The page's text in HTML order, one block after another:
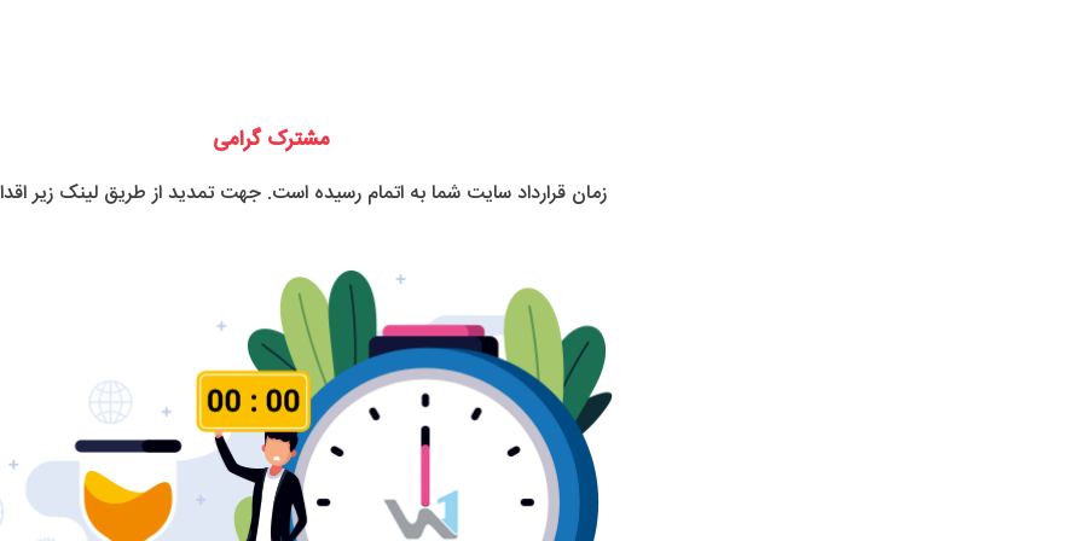
مشترک گرامی
زمان قرارداد سایت شما به اتمام رسیده است. جهت تمدید از طریق لینک زیر